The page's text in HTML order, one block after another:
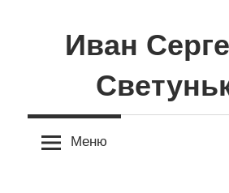
содержимому
Иван
Меню